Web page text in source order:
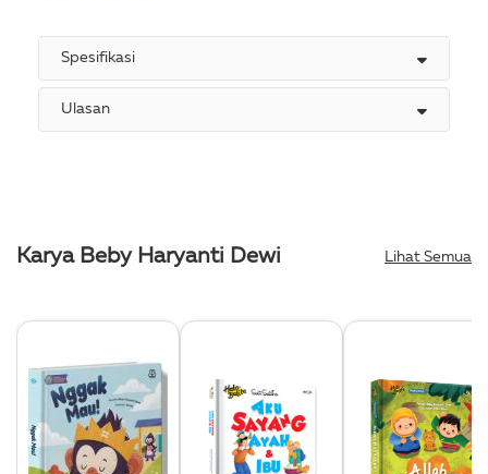
Spesifikasi
Ulasan
Karya Beby Haryanti Dewi Lihat Semua